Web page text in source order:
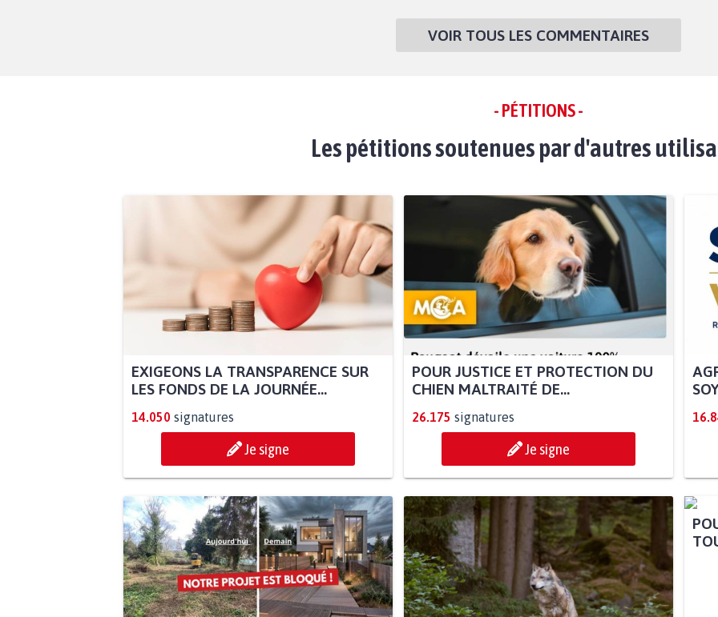
VOIR TOUS LES COMMENTAIRES
- PÉTITIONS -
Les pétitions soutenues par d'autres
EXIGEONS LA TRANSPARENCE SUR
LES FONDS DE LA JOURNÉE...
14.050 signatures
Je signe
POUR JUSTICE ET PROTECTION DU
CHIEN MALTRAITÉ DE...
26.175 signatures
Je signe